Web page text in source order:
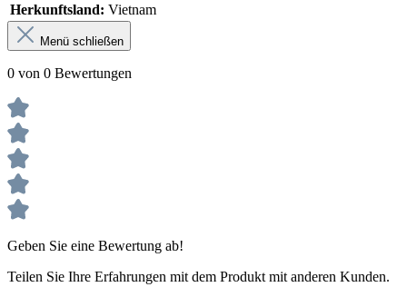
Herkunftsland: Vietnam
Menü schließen
0 von 0 Bewertungen
Geben Sie eine Bewertung ab!
Teilen Sie Ihre Erfahrungen mit dem Produkt mit anderen Kunden.